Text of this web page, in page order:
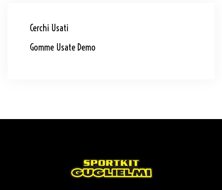
Cerchi Usati
Gomme Usate Demo